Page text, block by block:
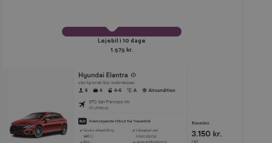
Lejebil i 10 dage
1.575 kr.